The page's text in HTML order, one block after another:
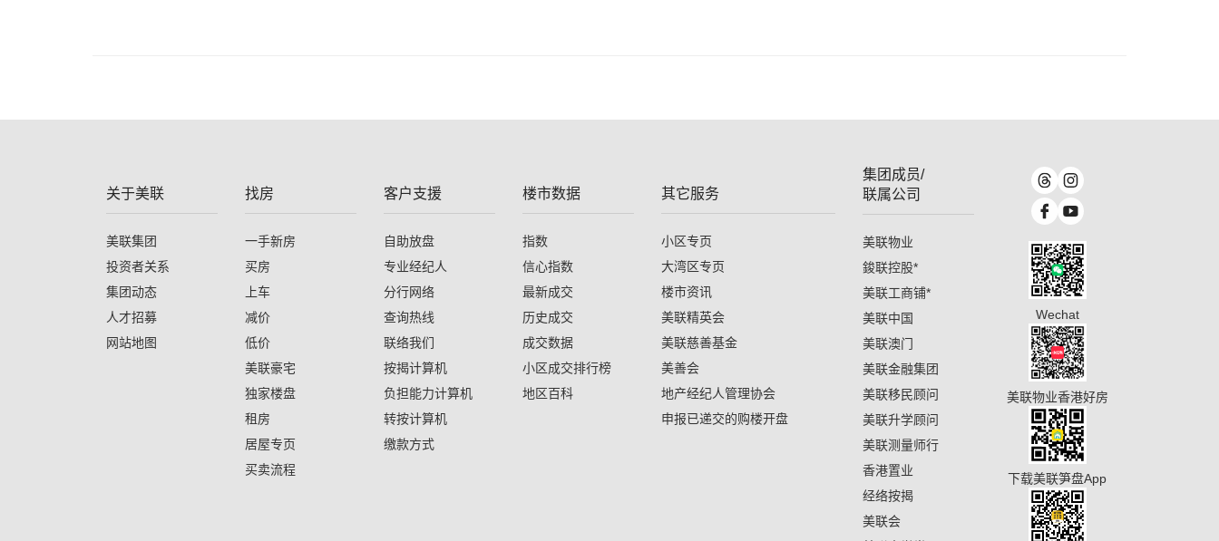
关于美联
美联集团
投资者关系
集团动态
人才招募
网站地图
找房
一手新房
买房
上车
减价
低价
美联豪宅
独家楼盘
租房
居屋专页
买卖流程
客户支援
自助放盘
专业经纪人
分行网络
查询热线
联络我们
按揭计算机
负担能力计算机
转按计算机
缴款方式
楼市数据
指数
信心指数
最新成交
历史成交
成交数据
小区成交排行榜
地区百科
其它服务
小区专页
大湾区专页
楼市资讯
美联精英会
美联慈善基金
美善会
地产经纪人管理协会
申报已递交的购楼开盘
集团成员/
联属公司
美联物业
鋑联控股*
美联工商铺*
美联中国
美联澳门
美联金融集团
美联移民顾问
美联升学顾问
美联测量师行
香港置业
经络按揭
美联会
Wechat
美联物业香港好房
下载美联笋盘App